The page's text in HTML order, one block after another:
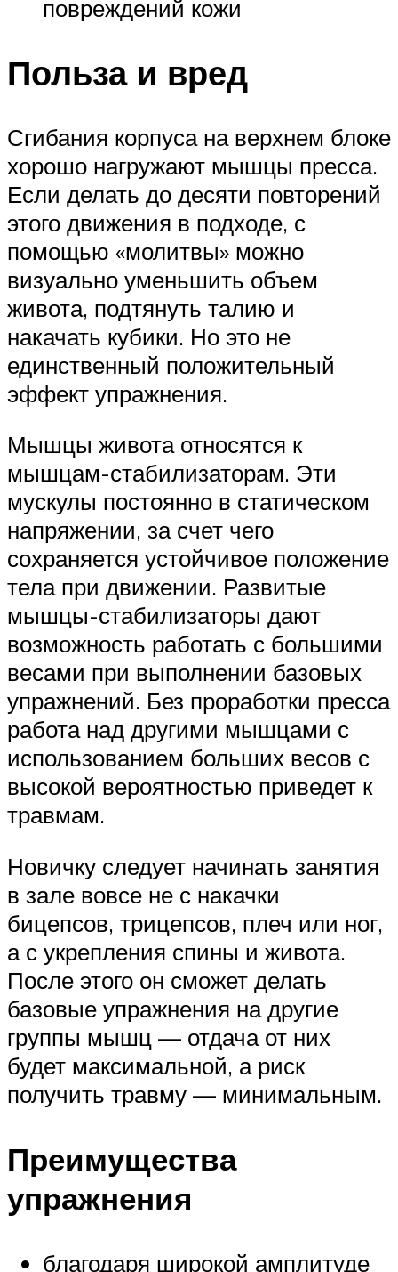
повреждений кожи
Польза и вред
Сгибания корпуса на верхнем блоке
хорошо нагружают мышцы пресса.
Если делать до десяти повторений
этого движения в подходе, с
помощью «молитвы» можно
визуально уменьшить объем
живота, подтянуть талию и
накачать кубики. Но это не
единственный положительный
эффект упражнения.
Мышцы живота относятся к
мышцам-стабилизаторам. Эти
мускулы постоянно в статическом
напряжении, за счет чего
сохраняется устойчивое положение
тела при движении. Развитые
мышцы-стабилизаторы дают
возможность работать с большими
весами при выполнении базовых
упражнений. Без проработки пресса
работа над другими мышцами с
использованием больших весов с
высокой вероятностью приведет к
травмам.
Новичку следует начинать занятия
в зале вовсе не с накачки
бицепсов, трицепсов, плеч или ног,
а с укрепления спины и живота.
После этого он сможет делать
базовые упражнения на другие
группы мышц — отдача от них
будет максимальной, а риск
получить травму — минимальным.
Преимущества
упражнения
благодаря широкой амплитуде